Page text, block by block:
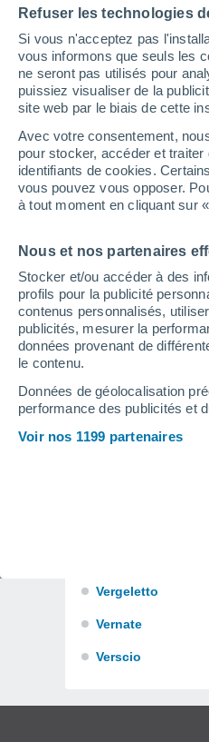
Refuser les technologies
Si vous n'acceptez pas
vous informons que seuls les
ne seront pas utilisés pour
puissiez visualiser de la
site web par le biais de cette
Avec votre consentement,
pour stocker, accéder et
identifiants de cookies.
vous pouvez vous opposer.
à tout moment en cliquant sur «
Nous et nos partenaires
Stocker et/ou accéder à des
profils pour la publicité
contenus personnalisés,
publicités, mesurer la
données provenant de
le contenu.
Données de géolocalisation
performance des publicités et
Voir nos 1199 partenaires
Riva San Vitale
Rivera
S
San Nazzaro
Sant'abbondio
Sant'antonino
Sant'antonio
Savosa
Sementina
Semione
Tegna
Vergeletto
Vernate
Verscio